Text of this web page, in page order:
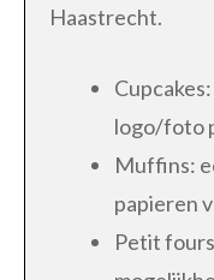
Haastrecht.
logo/foto
Muffins:
papieren
Petit